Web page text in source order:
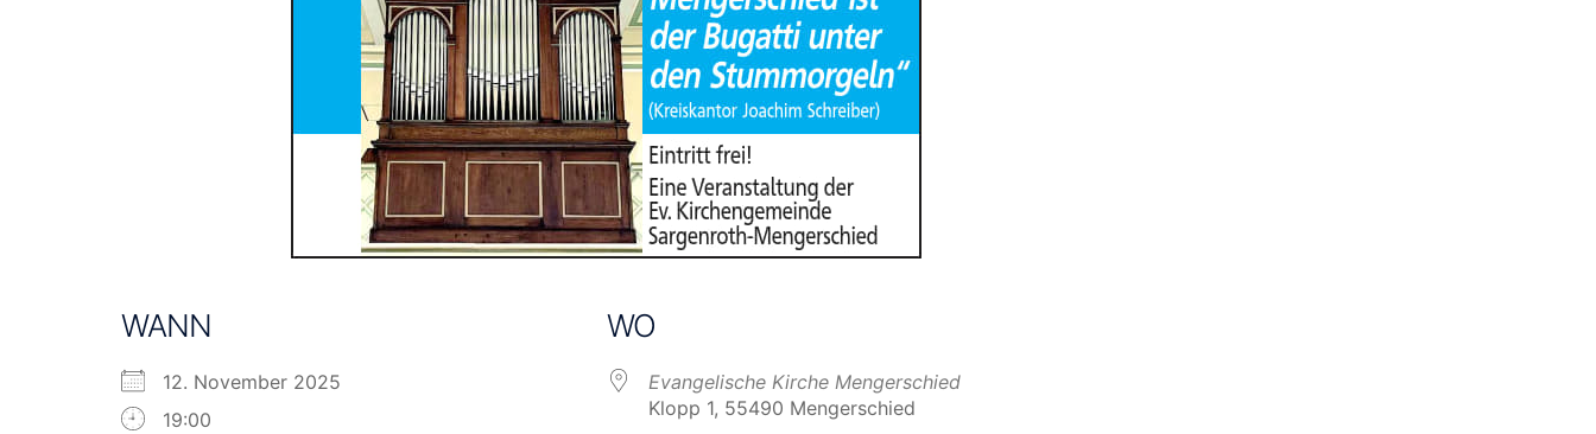
WANN
12. November 2025
19:00
WO
Evangelische Kirche Mengerschied
Klopp 1, 55490 Mengerschied